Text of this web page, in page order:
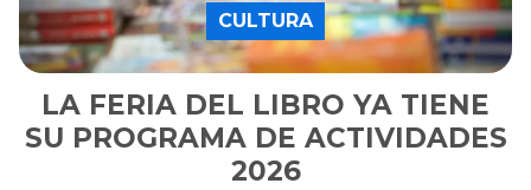
LA FERIA DEL LIBRO YA TIENE
SU PROGRAMA DE ACTIVIDADES
2026
CULTURA